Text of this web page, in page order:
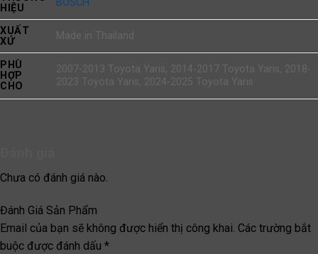
HIỆU
BOSCH
XUẤT
XỨ
Made in Thailand
PHÙ
HỢP
CHO
2007-2013 Toyota Yaris, 2014-2017 Toyota Yaris, 2018-
2023 Toyota Yaris, 2024-2025 Toyota Yaris
Chưa có đánh giá nào.
Đánh Giá Sản Phẩm
Email của bạn sẽ không được hiển thị công khai. Các trường bắt
buộc được đánh dấu *